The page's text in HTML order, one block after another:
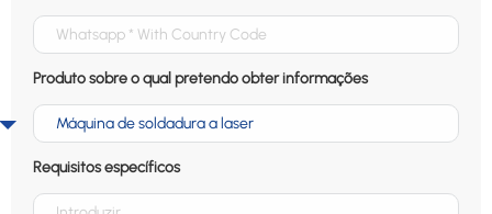
Produto sobre o qual pretendo obter informações
Requisitos específicos